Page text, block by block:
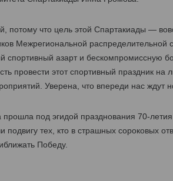
потому что цель этой Спартакиады —
Межрегиональной распределительной
азарт и бескомпромиссную
провести этот спортивный праздник
Уверена, что впереди нас ждут
под эгидой празднования 70-
подвигу тех, кто в страшных сороковых
Победу.